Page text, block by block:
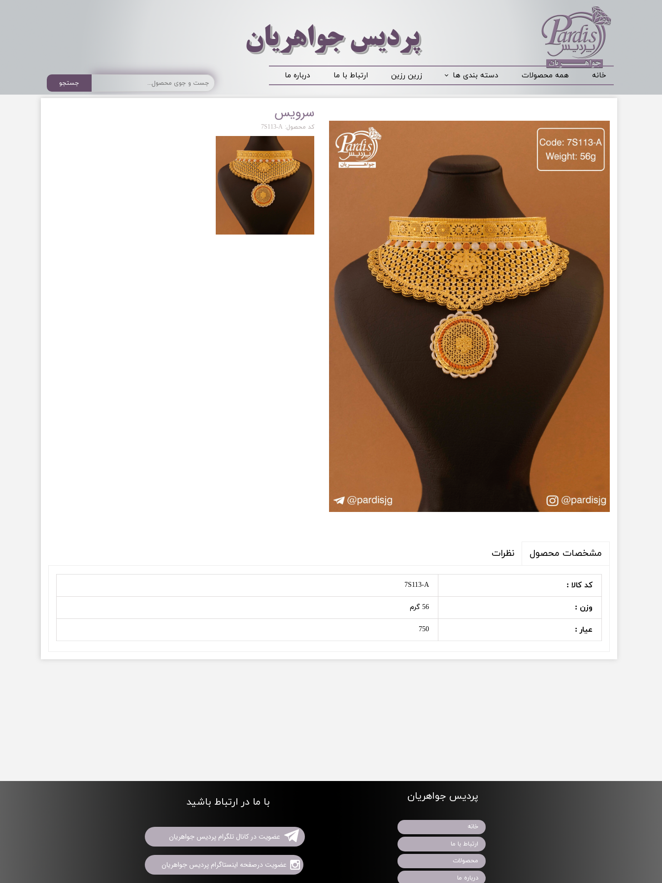
خانه همه محصولات دسته بندی ها زرین رزین ارتباط با ما درباره ما
​​​​پردیس جواهریان
جستجو
سرویس
کد محصول: 7S113-A
مشخصات محصول نظرات
کد کالا : 7S113-A
وزن : 56 گرم
عیار : 750
پردیس جواهریان
خانه
ارتباط با ما
محصولات
درباره ما
با ما در ارتباط باشید
عضویت در کانال تلگرام پردیس جواهریان
عضویت درصفحه اینستاگرام پردیس جواهریان